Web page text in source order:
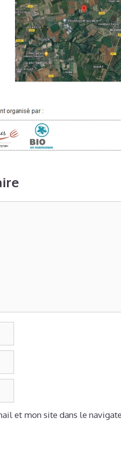
et mon site dans le